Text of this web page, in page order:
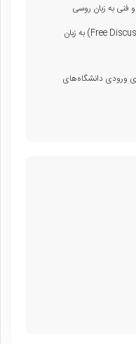
به زبان روسی
برگزاری جلسات بحث آزاد (Free Discussion) به زبان
ورودی دانشگاه‌های